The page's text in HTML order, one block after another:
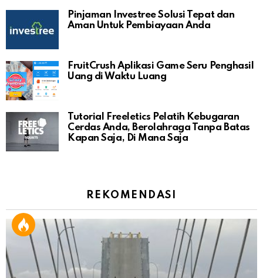
Pinjaman Investree Solusi Tepat dan
Aman Untuk Pembiayaan Anda
FruitCrush Aplikasi Game Seru Penghasil
Uang di Waktu Luang
Tutorial Freeletics Pelatih Kebugaran
Cerdas Anda, Berolahraga Tanpa Batas
Kapan Saja, Di Mana Saja
REKOMENDASI